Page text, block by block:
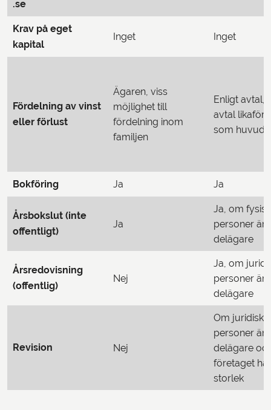
.se
Krav på eget
kapital
Inget Inget
Fördelning av vinst
eller förlust
Ägaren, viss
möjlighet till
fördelning inom
familjen
Enligt avtal,
avtal
som
Bokföring Ja Ja
Årsbokslut (inte
offentligt)
Ja
Ja, om
personer är
delägare
Årsredovisning
(offentlig)
Nej
Ja, om
personer är
delägare
Revision Nej
Om juridiska
personer är
delägare
företaget
storlek